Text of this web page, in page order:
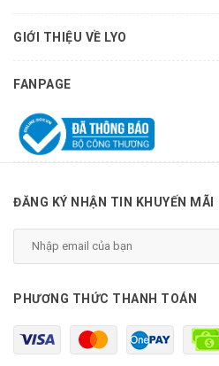
đổi khác. Rong được theo dõi liên
là biết khác.
GIỚI THIỆU VỀ LYO
FANPAGE
ĐĂNG KÝ NHẬN TIN KHUYẾN MÃI
PHƯƠNG THỨC THANH TOÁN